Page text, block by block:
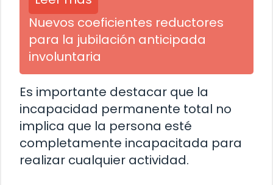
Nuevos coeficientes reductores
para la jubilación anticipada
involuntaria
Es importante destacar que la
incapacidad permanente total no
implica que la persona esté
completamente incapacitada para
realizar cualquier actividad.